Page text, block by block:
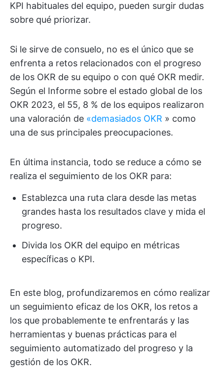
KPI habituales del equipo, pueden surgir dudas
sobre qué priorizar.
Si le sirve de consuelo, no es el único que se
enfrenta a retos relacionados con el progreso
de los OKR de su equipo o con qué OKR medir.
Según el Informe sobre el estado global de los
OKR 2023, el 55, 8 % de los equipos realizaron
una valoración de «demasiados OKR » como
una de sus principales preocupaciones.
En última instancia, todo se reduce a cómo se
realiza el seguimiento de los OKR para:
Establezca una ruta clara desde las metas
grandes hasta los resultados clave y mida el
progreso.
Divida los OKR del equipo en métricas
específicas o KPI.
En este blog, profundizaremos en cómo realizar
un seguimiento eficaz de los OKR, los retos a
los que probablemente te enfrentarás y las
herramientas y buenas prácticas para el
seguimiento automatizado del progreso y la
gestión de los OKR.